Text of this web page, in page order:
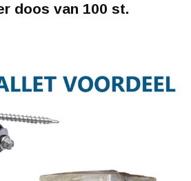
doos van 100 st.